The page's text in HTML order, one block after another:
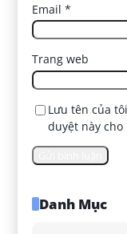
Email*
Trang web
Lưu tên của
duyệt này
Danh Mục